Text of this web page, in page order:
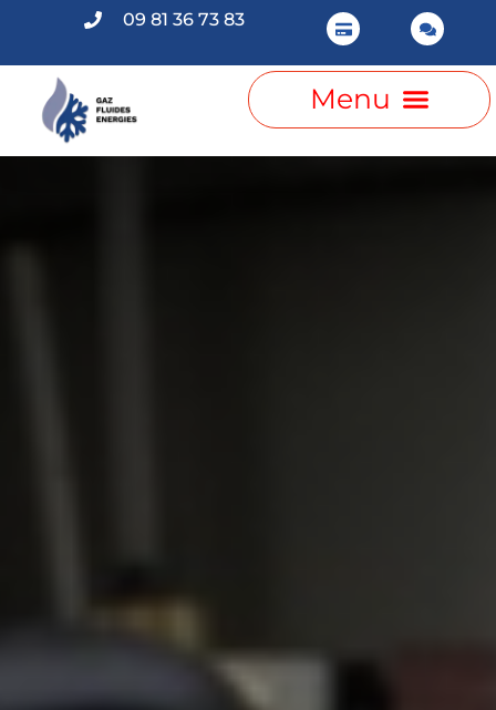
09 81 36 73 83